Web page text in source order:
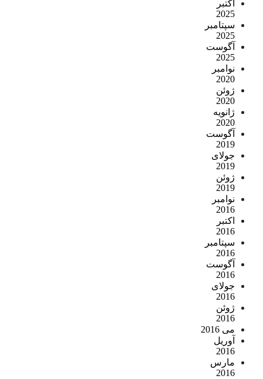
اکتبر
2025
سپتامبر
2025
آگوست
2025
نوامبر
2020
ژوئن
2020
ژانویه
2020
آگوست
2019
جولای
2019
ژوئن
2019
نوامبر
2016
اکتبر
2016
سپتامبر
2016
آگوست
2016
جولای
2016
ژوئن
2016
می 2016
آوریل
2016
مارس
2016